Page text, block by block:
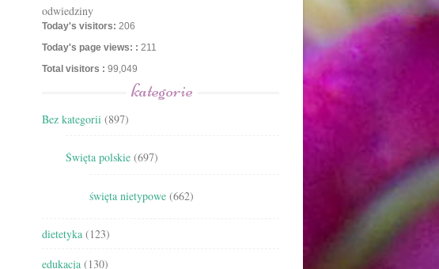
odwiedziny
Today's visitors: 206
Today's page views: : 211
Total visitors : 99,049
kategorie
Bez kategorii (897)
Święta polskie (697)
święta nietypowe (662)
dietetyka (123)
edukacja (130)